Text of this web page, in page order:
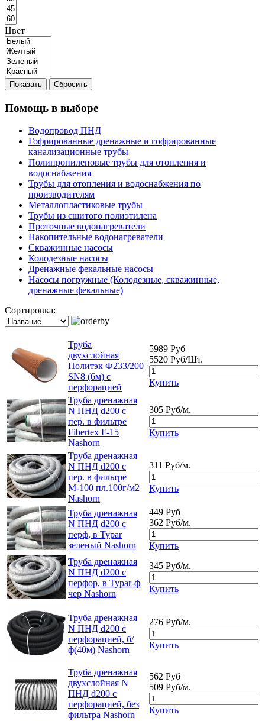
Цвет
Показать Сбросить
Помощь в выборе
Водопровод ПНД
Гофрированные дренажные и гофрированные
канализационные трубы
Полипропиленовые трубы для отопления и
водоснабжения
Трубы для отопления и водоснабжения по
производителям
Металлопластиковые трубы
Трубы из сшитого полиэтилена
Проточные водонагреватели
Накопительные водонагреватели
Скважинные насосы
Колодезные насосы
Дренажные фекальные насосы
Насосы погружные (Колодезные, скважинные,
дренажные фекальные)
Сортировка:
Труба
двухслойная
Политэк Ф233/200
SN8 (6м) с
перфорацией
5989 Руб
5520 Руб/Шт.
Купить
Труба дренажная
N ПНД d200 с
пер. в фильтре
Fibertex F-15
Nashorn
305 Руб/м.
Купить
Труба дренажная
N ПНД d200 с
пер. в фильтре
М-100 пл.100г/м2
Nashorn
311 Руб/м.
Купить
Труба дренажная
N ПНД d200 с
перф, в Typar
зеленый Nashorn
449 Руб
362 Руб/м.
Купить
Труба дренажная
N ПНД d200 с
перфор, в Typar-ф
чер Nashorn
345 Руб/м.
Купить
Труба дренажная
N ПНД d200 с
перфорацией, б/
ф(40м) Nashorn
276 Руб/м.
Купить
Труба дренажная
двухслойная N
ПНД d200 с
перфорацией, без
фильтра Nashorn
562 Руб
509 Руб/м.
Купить